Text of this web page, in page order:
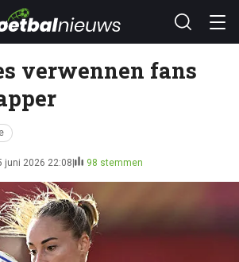
verwennen fans
juni 2026 22:08 98 stemmen